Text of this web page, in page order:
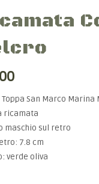
Toppa San Marco Marina
ricamata
maschio sul retro
7.8 cm
verde oliva